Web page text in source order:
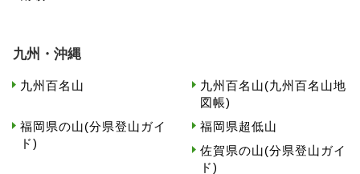
九州・沖縄
九州百名山
九州百名山(九州百名山地
図帳)
福岡県の山(分県登山ガイ
ド)
福岡県超低山
佐賀県の山(分県登山ガイ
ド)